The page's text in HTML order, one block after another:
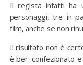
Il regista infatti ha
personaggi, tre in
film, anche se non
Il risultato non è
è ben confezionato